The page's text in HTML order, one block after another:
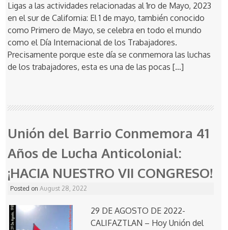
Ligas a las actividades relacionadas al 1ro de Mayo, 2023
en el sur de California: El 1 de mayo, también conocido
como Primero de Mayo, se celebra en todo el mundo
como el Día Internacional de los Trabajadores.
Precisamente porque este día se conmemora las luchas
de los trabajadores, esta es una de las pocas […]
Unión del Barrio Conmemora 41
Años de Lucha Anticolonial:
¡HACIA NUESTRO VII CONGRESO!
Posted onAugust 28, 2022
29 DE AGOSTO DE 2022-
CALIFAZTLAN – Hoy Unión del